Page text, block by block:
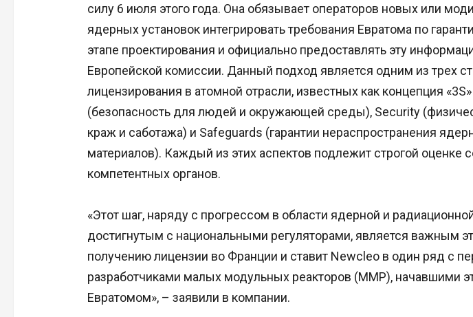
силу 6 июля этого года. Она обязывает операторов новых или
ядерных установок интегрировать требования Евратома по
этапе проектирования и официально предоставлять эту
Европейской комиссии. Данный подход является одним из трех
лицензирования в атомной отрасли, известных как концепция
(безопасность для людей и окружающей среды), Security
краж и саботажа) и Safeguards (гарантии нераспространения
материалов). Каждый из этих аспектов подлежит строгой оценке
компетентных органов.
«Этот шаг, наряду с прогрессом в области ядерной и
достигнутым с национальными регуляторами, является важным
получению лицензии во Франции и ставит Newcleo в один ряд с
разработчиками малых модульных реакторов (ММР), начавшими
Евратомом», – заявили в компании.